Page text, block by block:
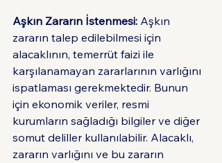
Aşkın Zararın İstenmesi: Aşkın
zararın talep edilebilmesi için
alacaklının, temerrüt faizi ile
karşılanamayan zararlarının varlığını
ispatlaması gerekmektedir. Bunun
için ekonomik veriler, resmi
kurumların sağladığı bilgiler ve diğer
somut deliller kullanılabilir. Alacaklı,
zararın varlığını ve bu zararın